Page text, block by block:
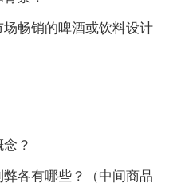
畅销的啤酒或饮料设计
？
各有哪些？（中间商品